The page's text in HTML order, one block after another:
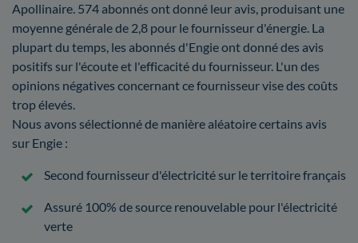
Apollinaire. 574 abonnés ont donné leur avis, produisant une
moyenne générale de 2,8 pour le fournisseur d'énergie. La
plupart du temps, les abonnés d'Engie ont donné des avis
positifs sur l'écoute et l'efficacité du fournisseur. L'un des
opinions négatives concernant ce fournisseur vise des coûts
trop élevés.
Nous avons sélectionné de manière aléatoire certains avis
sur Engie :
Second fournisseur d'électricité sur le territoire français
Assuré 100% de source renouvelable pour l'électricité
verte